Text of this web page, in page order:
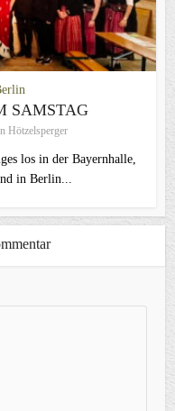
SAMSTAG
Hötzelsperger
los in der Bayernhalle,
in Berlin...